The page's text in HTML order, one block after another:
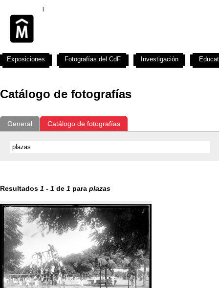
Catálogo de fotografías
General Catálogo de fotografías
Resultados 1 - 1 de 1 para plazas
Exposiciones Fotografías del CdF Investigación